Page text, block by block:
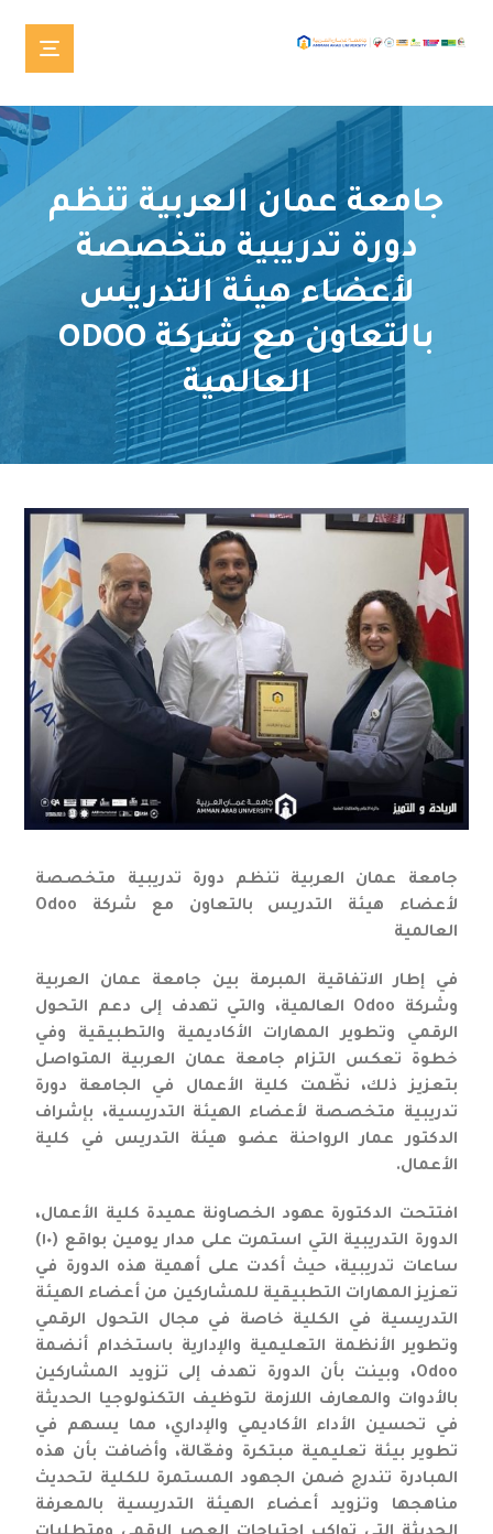
جامعة عمان العربية تنظم
دورة تدريبية متخصصة
لأعضاء هيئة التدريس
بالتعاون مع شركة ODOO
العالمية
جامعة عمان العربية تنظم دورة تدريبية متخصصة
لأعضاء هيئة التدريس بالتعاون مع شركة Odoo
العالمية
في إطار الاتفاقية المبرمة بين جامعة عمان العربية
وشركة Odoo العالمية، والتي تهدف إلى دعم التحول
الرقمي وتطوير المهارات الأكاديمية والتطبيقية وفي
خطوة تعكس التزام جامعة عمان العربية المتواصل
بتعزيز ذلك، نظّمت كلية الأعمال في الجامعة دورة
تدريبية متخصصة لأعضاء الهيئة التدريسية، بإشراف
الدكتور عمار الرواحنة عضو هيئة التدريس في كلية
الأعمال.
افتتحت الدكتورة عهود الخصاونة عميدة كلية الأعمال،
الدورة التدريبية التي استمرت على مدار يومين بواقع (١٠)
ساعات تدريبية، حيث أكدت على أهمية هذه الدورة في
تعزيز المهارات التطبيقية للمشاركين من أعضاء الهيئة
التدريسية في الكلية خاصة في مجال التحول الرقمي
وتطوير الأنظمة التعليمية والإدارية باستخدام أنضمة
Odoo، وبينت بأن الدورة تهدف إلى تزويد المشاركين
بالأدوات والمعارف اللازمة لتوظيف التكنولوجيا الحديثة
في تحسين الأداء الأكاديمي والإداري، مما يسهم في
تطوير بيئة تعليمية مبتكرة وفعّالة، وأضافت بأن هذه
المبادرة تندرج ضمن الجهود المستمرة للكلية لتحديث
مناهجها وتزويد أعضاء الهيئة التدريسية بالمعرفة